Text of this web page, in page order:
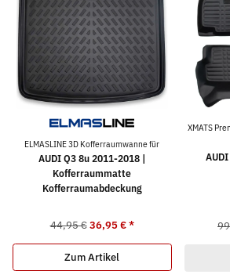
ELMASLINE 3D Kofferraumwanne für
AUDI Q3 8u 2011-2018 |
Kofferraummatte
Kofferraumabdeckung
44,95 € 36,95 €*
Zum Artikel
XMATS